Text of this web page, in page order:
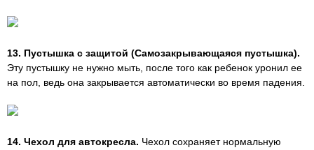
13. Пустышка с защитой (Самозакрывающаяся пустышка).
Эту пустышку не нужно мыть, после того как ребенок уронил ее
на пол, ведь она закрывается автоматически во время падения.
14. Чехол для автокресла. Чехол сохраняет нормальную